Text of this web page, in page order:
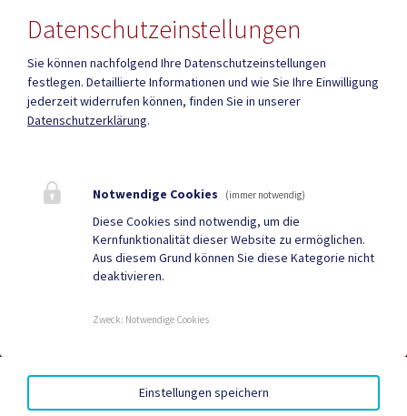
Amtsstunden
Heute , 08.00 bis 13.00 Uhr
Quicklinks
ID Austria
Gemeindenachrichten
AMTSSIGNATUR BARRIEREFREIHEIT
SITEMAP|IMPRESSUM|INVENTARLISTE EEDIII 2024
Datenschutzeinstellungen
Sie können nachfolgend Ihre Datenschutzeinstellungen
festlegen. Detaillierte Informationen und wie Sie Ihre Einwilligung
jederzeit widerrufen können, finden Sie in unserer
Datenschutzerklärung.
Notwendige Cookies (immer notwendig)
Diese Cookies sind notwendig, um die
Kernfunktionalität dieser Website zu ermöglichen.
Aus diesem Grund können Sie diese Kategorie nicht
deaktivieren.
Zweck: Notwendige Cookies
Einstellungen speichern